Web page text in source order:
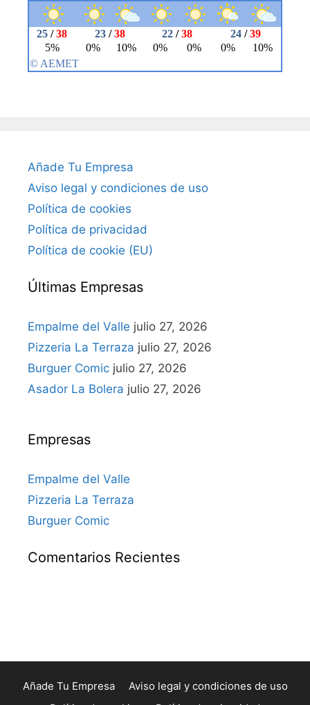
Añade Tu Empresa
Aviso legal y condiciones de uso
Política de cookies
Política de privacidad
Política de cookie (EU)
Últimas Empresas
Empalme del Valle julio 27, 2026
Pizzeria La Terraza julio 27, 2026
Burguer Comic julio 27, 2026
Asador La Bolera julio 27, 2026
Empresas
Empalme del Valle
Pizzeria La Terraza
Burguer Comic
Comentarios Recientes
Añade Tu Empresa
Aviso legal y condiciones de uso